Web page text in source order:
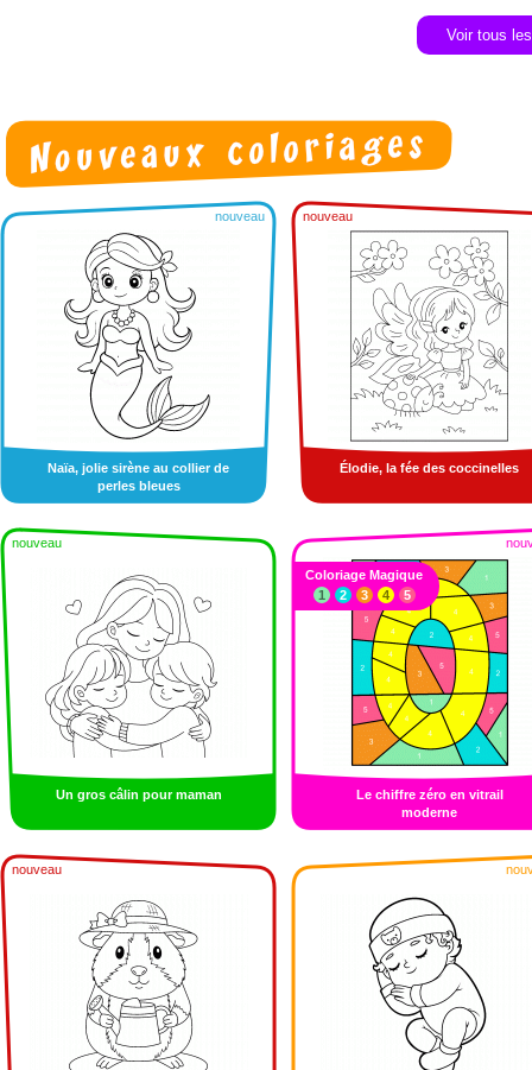
Voir tous
nouveau
Naïa, jolie sirène au collier de
perles bleues
nouveau
Élodie, la fée des coccinelles
nouveau
Un gros câlin pour maman
Le chiffre zéro en vitrail
moderne
Coloriage Magique
1
2 3 4 5
nouveau